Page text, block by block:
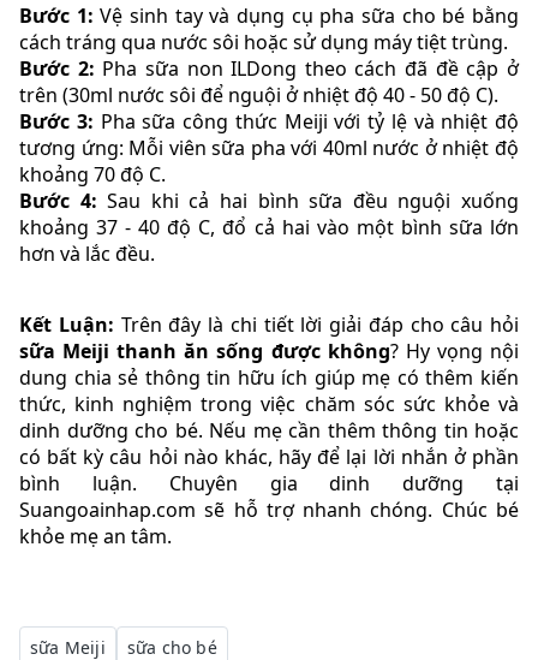
Bước 1:Vệ sinh tay và dụng cụ pha sữa cho bé bằng
cách tráng qua nước sôi hoặc sử dụng máy tiệt trùng.
Bước 2: Pha sữa non ILDong theo cách đã đề cập ở
trên (30ml nước sôi để nguội ở nhiệt độ 40 - 50 độ C).
Bước 3: Pha sữa công thức Meiji với tỷ lệ và nhiệt độ
tương ứng: Mỗi viên sữa pha với 40ml nước ở nhiệt độ
khoảng 70 độ C.
Bước 4:Sau khi cả hai bình sữa đều nguội xuống
khoảng 37 - 40 độ C, đổ cả hai vào một bình sữa lớn
hơn và lắc đều.
Kết Luận: Trên đây là chi tiết lời giải đáp cho câu hỏi
sữa Meiji thanh ăn sống được không? Hy vọng nội
dung chia sẻ thông tin hữu ích giúp mẹ có thêm kiến
thức, kinh nghiệm trong việc chăm sóc sức khỏe và
dinh dưỡng cho bé. Nếu mẹ cần thêm thông tin hoặc
có bất kỳ câu hỏi nào khác, hãy để lại lời nhắn ở phần
bình luận. Chuyên gia dinh dưỡng tại
Suangoainhap.com sẽ hỗ trợ nhanh chóng. Chúc bé
khỏe mẹ an tâm.
sữa Meiji sữa cho bé